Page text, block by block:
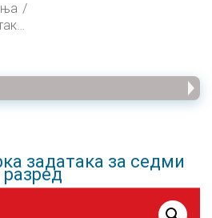
Физика 7, збирка задатака за седми разред
задатака за седми
разред